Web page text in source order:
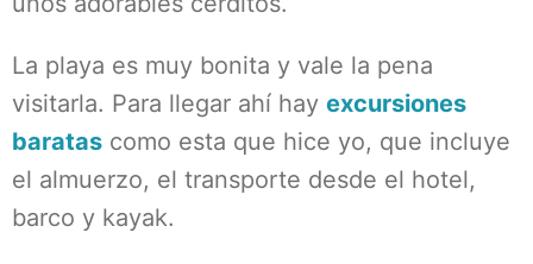
La playa es muy bonita y vale la pena
visitarla. Para llegar ahí hay excursiones
baratas como esta que hice yo, que incluye
el almuerzo, el transporte desde el hotel,
barco y kayak.